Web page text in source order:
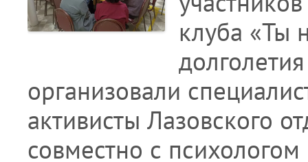
клуба «Ты
организовали
активисты Лазовского
совместно с